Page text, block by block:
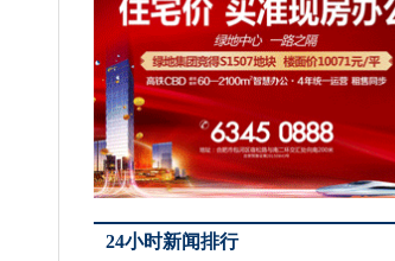
24小时新闻排行